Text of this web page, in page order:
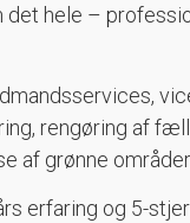
det hele –
rengøring af
af grønne områder.
erfaring og 5-